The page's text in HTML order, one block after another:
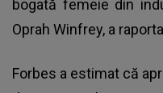
bogată femeie din
Oprah Winfrey, a
Forbes a estimat că